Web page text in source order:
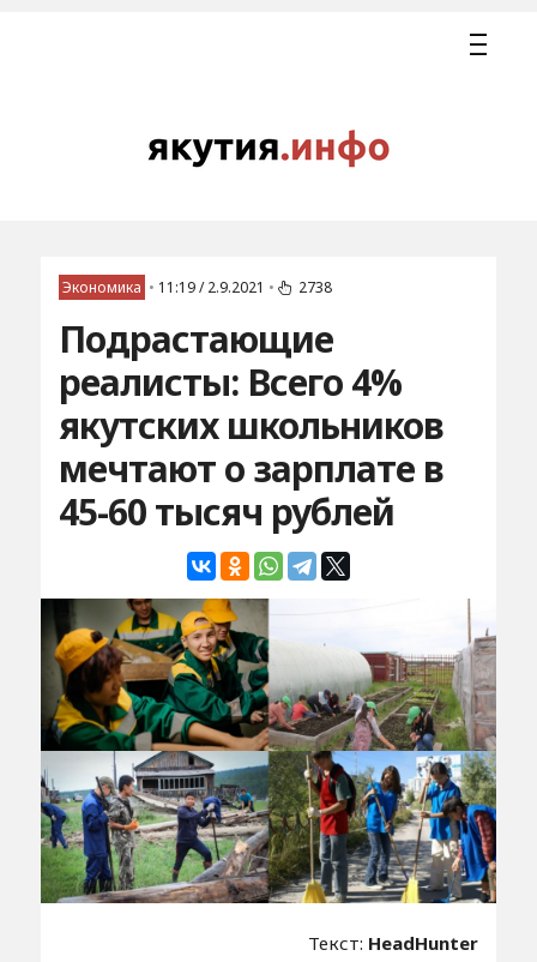
Экономика • 11:19 / 2.9.2021 • 2738
Подрастающие
реалисты: Всего 4%
якутских школьников
мечтают о зарплате в
45-60 тысяч рублей
Текст: HeadHunter